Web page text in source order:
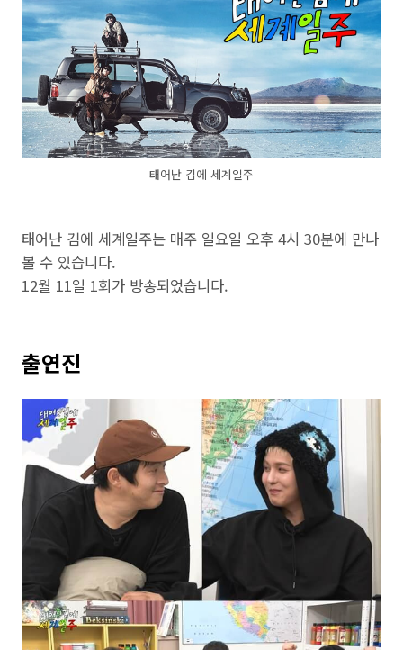
태어난 김에 세계일주
태어난 김에 세계일주는 매주 일요일 오후 4시 30분에 만나
볼 수 있습니다.
12월 11일 1회가 방송되었습니다.
출연진